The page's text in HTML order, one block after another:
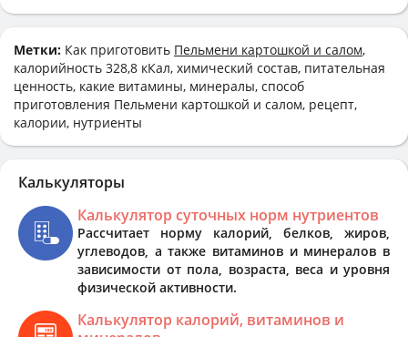
Метки: Как приготовить Пельмени картошкой и салом,
калорийность 328,8 кКал, химический состав, питательная
ценность, какие витамины, минералы, способ
приготовления Пельмени картошкой и салом, рецепт,
калории, нутриенты
Калькуляторы
Калькулятор суточных норм нутриентов
Рассчитает норму калорий, белков, жиров,
углеводов, а также витаминов и минералов в
зависимости от пола, возраста, веса и уровня
физической активности.
Калькулятор калорий, витаминов и